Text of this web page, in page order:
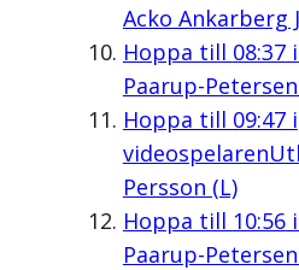
Acko Ankarberg
Hoppa till 08:37i
Paarup-Petersen
Hoppa till 09:47i
videospelaren
Persson (L)
Hoppa till 10:56i
Paarup-Petersen